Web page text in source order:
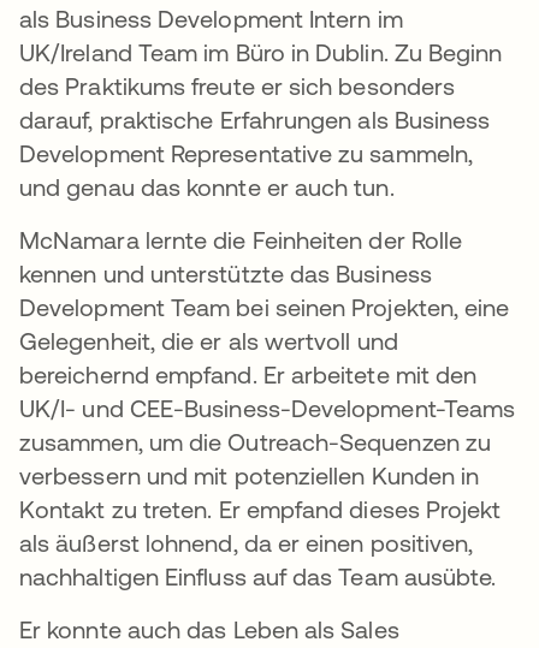
als Business Development Intern im
UK/Ireland Team im Büro in Dublin. Zu Beginn
des Praktikums freute er sich besonders
darauf, praktische Erfahrungen als Business
Development Representative zu sammeln,
und genau das konnte er auch tun.
McNamara lernte die Feinheiten der Rolle
kennen und unterstützte das Business
Development Team bei seinen Projekten, eine
Gelegenheit, die er als wertvoll und
bereichernd empfand. Er arbeitete mit den
UK/I- und CEE-Business-Development-Teams
zusammen, um die Outreach-Sequenzen zu
verbessern und mit potenziellen Kunden in
Kontakt zu treten. Er empfand dieses Projekt
als äußerst lohnend, da er einen positiven,
nachhaltigen Einfluss auf das Team ausübte.
Er konnte auch das Leben als Sales